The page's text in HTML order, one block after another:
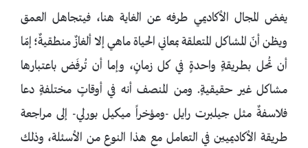
يغض المجال الأكاديمي طرفه عن الغاية هنا، فيتجاهل العمق
ويظن أنّ المشاكل المتعلقة بمعاني الحياة ماهي إلا ألغازٌ منطقيةٌ؛ إمّا
أن تُحل بطريقةٍ واحدةٍ في كل زمانٍ، وإما أن تُرفَض باعتبارها
مشاكل غير حقيقيةٍ. ومن المنصف أنه في أوقاتٍ مختلفةٍ دعا
فلاسفةٌ مثل جيلبرت رايل -ومؤخراً ميكيل بورلي- إلى مراجعة
طريقة الأكاديميين في التعامل مع هذا النوع من الأسئلة، وذلك